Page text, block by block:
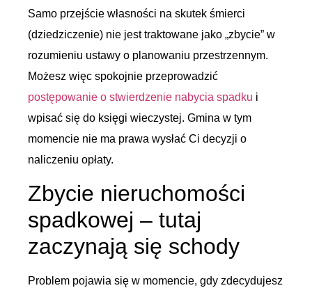
Samo przejście własności na skutek śmierci
(dziedziczenie) nie jest traktowane jako „zbycie” w
rozumieniu ustawy o planowaniu przestrzennym.
Możesz więc spokojnie przeprowadzić
postępowanie o stwierdzenie nabycia spadku i
wpisać się do księgi wieczystej. Gmina w tym
momencie nie ma prawa wysłać Ci decyzji o
naliczeniu opłaty.
Zbycie nieruchomości
spadkowej – tutaj
zaczynają się schody
Problem pojawia się w momencie, gdy zdecydujesz